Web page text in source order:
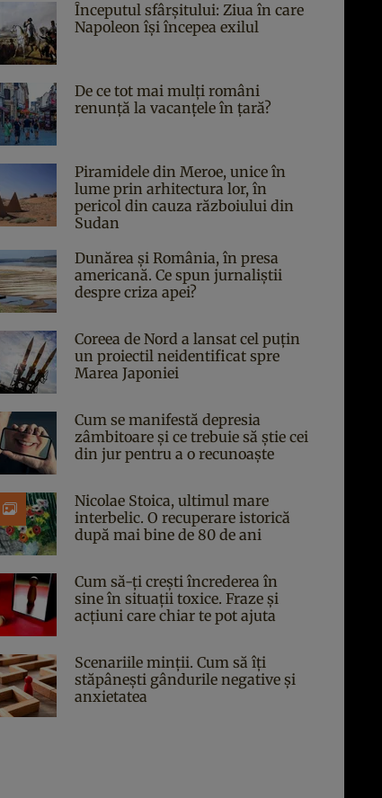
Începutul sfârşitului: Ziua în care
Napoleon îşi începea exilul
De ce tot mai mulți români
renunță la vacanțele în țară?
Piramidele din Meroe, unice în
lume prin arhitectura lor, în
pericol din cauza războiului din
Sudan
Dunărea și România, în presa
americană. Ce spun jurnaliștii
despre criza apei?
Coreea de Nord a lansat cel puțin
un proiectil neidentificat spre
Marea Japoniei
Cum se manifestă depresia
zâmbitoare și ce trebuie să știe cei
din jur pentru a o recunoaște
Nicolae Stoica, ultimul mare
interbelic. O recuperare istorică
după mai bine de 80 de ani
Cum să-ți crești încrederea în
sine în situații toxice. Fraze și
acțiuni care chiar te pot ajuta
Scenariile minții. Cum să îți
stăpânești gândurile negative și
anxietatea